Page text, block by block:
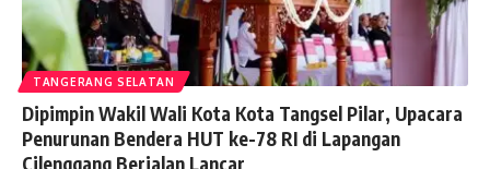
TANGERANG SELATAN
Dipimpin Wakil Wali Kota Kota Tangsel Pilar, Upacara
Penurunan Bendera HUT ke-78 RI di Lapangan
Cilenggang Berjalan Lancar